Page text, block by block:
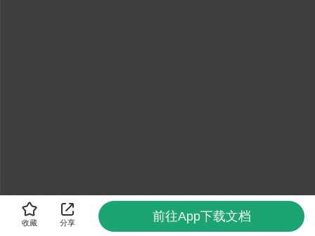
收藏 分享 前往App下载文档